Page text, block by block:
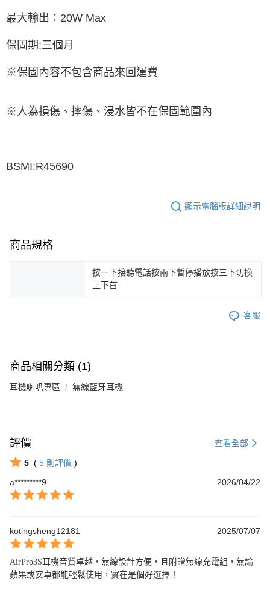
最大輸出：20W Max
保固期:三個月
※保固內容不包含商品來回運費
※人為損傷、摔傷、浸水皆不在保固範圍內
BSMI:R45690
顯示電腦版詳細說明
商品規格
按一下接聽電話按兩下暫停播放按三下切換
上下首
客服
商品相關分類 (1)
耳機喇叭專區 無線藍牙耳機
評價 查看全部
5 ( 5 則評價 )
a*********9
2026/04/22
kotingsheng12181 2025/07/07
AirPro3S耳機音質卓越，無線設計方便，且附贈無線充電組，無論
蘋果或安卓都能輕鬆使用，實在是個好選擇！